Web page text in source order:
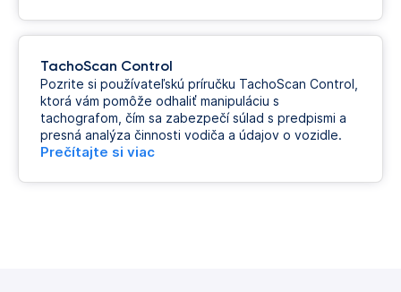
TachoScan Control
Pozrite si používateľskú príručku TachoScan Control,
ktorá vám pomôže odhaliť manipuláciu s
tachografom, čím sa zabezpečí súlad s predpismi a
presná analýza činnosti vodiča a údajov o vozidle.
Prečítajte si viac